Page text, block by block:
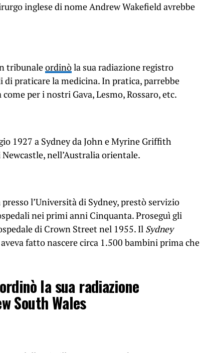
inglese di nome Andrew Wakefield avrebbe
tribunaleordinòla sua radiazione registro
di praticare la medicina. In pratica, parrebbe
per i nostri Gava, Lesmo, Rossaro, etc.
1927 a Sydney da John e Myrine Griffith
nell’Australia orientale.
l’Università di Sydney, prestò servizio
nei primi anni Cinquanta. Proseguì gli
di Crown Street nel 1955. Il Sydney
fatto nascere circa 1.500 bambini prima che
la sua radiazione
South Wales